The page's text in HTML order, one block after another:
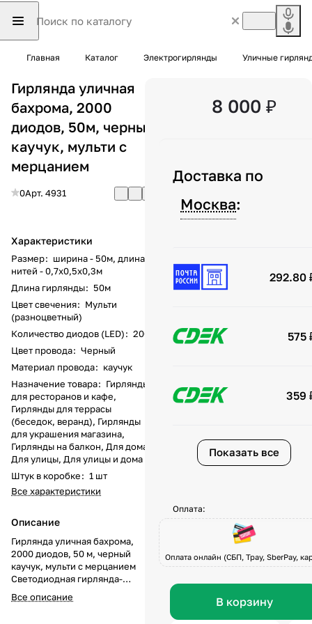
Главная Каталог Электрогирлянды Уличные
Гирлянда уличная
бахрома, 2000
диодов, 50м, черный
каучук, мульти с
мерцанием
0Арт. 4931
Характеристики
Размер: ширина - 50м, длина
нитей - 0,7x0,5x0,3м
Длина гирлянды: 50м
Цвет свечения: Мульти
(разноцветный)
Количество диодов (LED): 2000
Цвет провода: Черный
Материал провода: каучук
Назначение товара: Гирлянды
для ресторанов и кафе,
Гирлянды для террасы
(беседок, веранд), Гирлянды
для украшения магазина,
Гирлянды на балкон, Для дома,
Для улицы, Для улицы и дома
Штук в коробке: 1 шт
Все характеристики
Описание
Гирлянда уличная бахрома,
2000 диодов, 50 м, черный
каучук, мульти с мерцанием
Светодиодная гирлянда-
бахрома — профессиональное
решение для украшения
Все описание
8 000 ₽
Доставка по
Москва:
292.80
575
359
Показать все
Оплата:
Оплата онлайн (СБП, Tpay, SberPay,
В корзину